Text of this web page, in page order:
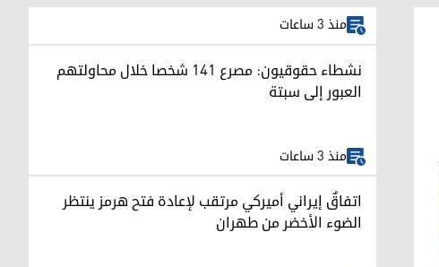
منذ 3 ساعات
نشطاء حقوقيون: مصرع 141 شخصا خلال محاولتهم
العبور إلى سبتة
منذ 3 ساعات
اتفاقٌ إيراني أميركي مرتقب لإعادة فتح هرمز ينتظر
الضوء الأخضر من طهران